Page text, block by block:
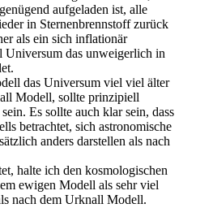
aufgeladen ist, alle
in Sternenbrennstoff zurück
als ein sich inflationär
Universum das unweigerlich in
das Universum viel viel älter
Modell, sollte prinzipiell
Es sollte auch klar sein, dass
betrachtet, sich astronomische
anders darstellen als nach
halte ich den kosmologischen
ewigen Modell als sehr viel
nach dem Urknall Modell.